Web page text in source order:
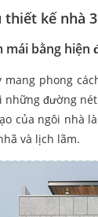
thiết kế nhà
mái bằng hiện
mang phong
đường
của ngôi nhà
và lịch lãm.